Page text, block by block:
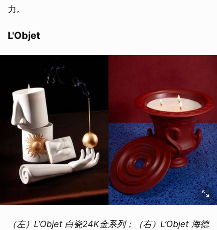
力。
L'Objet
（左）L’Objet 白瓷24K金系列；（右）L’Objet 海德